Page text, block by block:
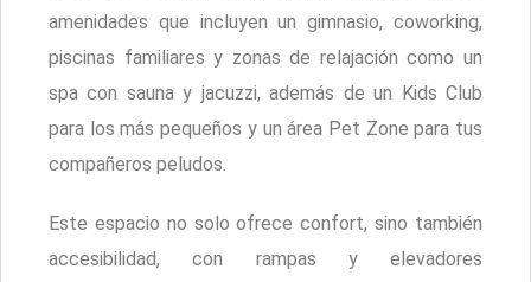
amenidades que incluyen un gimnasio, coworking,
piscinas familiares y zonas de relajación como un
spa con sauna y jacuzzi, además de un Kids Club
para los más pequeños y un área Pet Zone para tus
compañeros peludos.
Este espacio no solo ofrece confort, sino también
accesibilidad, con rampas y elevadores